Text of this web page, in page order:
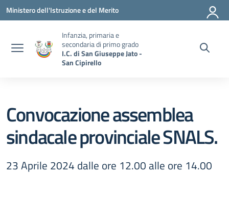
Vai ai contenuti
Vai al menu di navigazione
Vai al footer
Ministero dell'Istruzione e del Merito
Infanzia, primaria e
secondaria di primo grado
I.C. di San Giuseppe Jato -
San Cipirello
Convocazione assemblea
sindacale provinciale SNALS.
23 Aprile 2024 dalle ore 12.00 alle ore 14.00